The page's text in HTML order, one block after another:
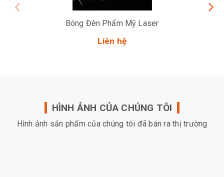
Bóng Đèn Phẩm Mỹ Laser
Liên hệ
HÌNH ẢNH CỦA CHÚNG TÔI
Hình ảnh sản phẩm của chúng tôi đã bán ra thị trường